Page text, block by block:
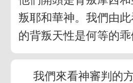
叛耶和華神。我們由
的背叛天性是何等的乖
我們來看神審判的